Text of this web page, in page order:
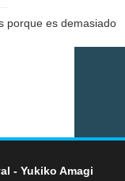
porque es demasiado
- Yukiko Amagi